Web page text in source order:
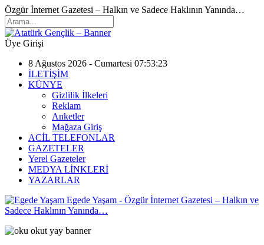
Özgür İnternet Gazetesi – Halkın ve Sadece Haklının Yanında…
Üye Girişi
8 Ağustos 2026 - Cumartesi 07:53:23
İLETİŞİM
KÜNYE
Gizlilik İlkeleri
Reklam
Anketler
Mağaza Giriş
ACİL TELEFONLAR
GAZETELER
Yerel Gazeteler
MEDYA LİNKLERİ
YAZARLAR
Egede Yaşam - Özgür İnternet Gazetesi – Halkın ve
Sadece Haklının Yanında…